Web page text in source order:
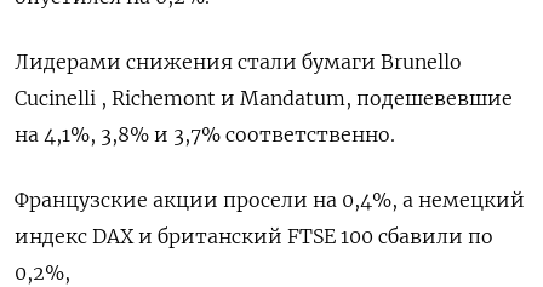
Лидерами ​снижения стали бумаги Brunello
Cucinelli , Richemont ⁠и Mandatum, ‍подешевевшие
на 4,1​%, 3,‌8% и 3,7% соответственно.
Французские акции просели на 0,4%, а немецкий
индекс DAX ‍и ‍британский FTSE 100 сбавили по
‍0,2%,